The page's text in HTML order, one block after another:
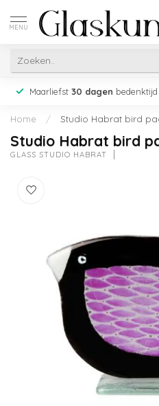
MENU
Maarliefst 30 dagen bedenktijd
Home / Studio Habrat bird
Studio Habrat bird
GLASS STUDIO HABRAT